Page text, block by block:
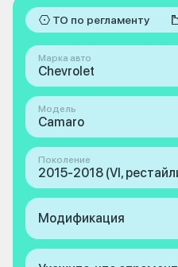
ТО по регламенту
Марка авто
Chevrolet
Модель
Camaro
Поколение
2015-2018 (VI,
Модификация